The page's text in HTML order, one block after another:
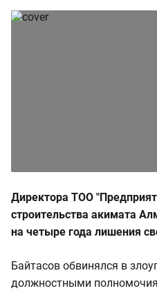
Директора ТОО
строительства акимата
на четыре года лишения
Байтасов обвинялся в
должностными